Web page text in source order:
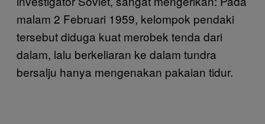
malam 2 Februari 1959, kelompok pendaki
tersebut diduga kuat merobek tenda dari
dalam, lalu berkeliaran ke dalam tundra
bersalju hanya mengenakan pakaian tidur.